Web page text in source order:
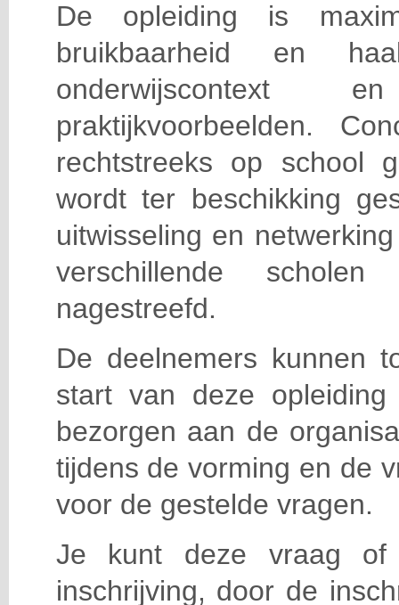
De opleiding is
bruikbaarheid en
praktijkvoorbeelden.
rechtstreeks op school
wordt ter beschikking
uitwisseling en
verschillende scholen
nagestreefd.
De deelnemers kunnen
start van deze
bezorgen aan de
tijdens de vorming en de
voor de gestelde vragen.
Je kunt deze vraag of
inschrijving, door de